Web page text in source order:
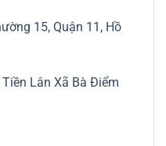
15, Quận 11, Hồ
Lân Xã Bà Điểm